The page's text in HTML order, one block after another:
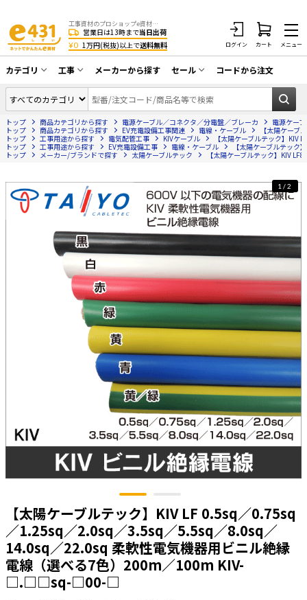
工事資材のプロショップe資材 CATV・アンテナ・防犯・光・LAN・電気・空調工事など
営業日は13時まで当日出荷
¥0 1万円(税抜)以上で送料無料 ログイン カート メニュー
カテゴリ
同軸ケーブル／テレビ用接栓／関連工具
アンテナ・取付金具・ブースター／CATV
部材類
配線補助具（モール・結束バンド・テー
プ類 他）
HDMIケーブル・周辺機器／RCAケーブル
電話線／コネクタ／アダプタ
光ファイバー・融着接続機関連
LANケーブル・コネクタ・関連資材/機器
ネットワーク機器
エアコン・換気扇・空調資材
太陽光発電ケーブル・コネクタ・関連資
電源ケーブル／コネクタ／分電盤／ブレ
電源タップ・延長コード
スイッチ・コンセント（配線器具）
ボックス・ビニル電線管付属品・引き込
みカバー
工具関連
EV充電設備工事関連
感染症関連
工事
CATV・アンテナ工事
光工事・FTTH工事
エアコン・換気扇工事
LAN配線工事
電気配管工事
EV充電設備工事
照明設置工事
太陽光発電工事
ホテル・病院向け
メーカーから探す セール
在庫一掃セール
コードから注文
トップ 商品カテゴリから探す 電源ケーブル／コネクタ／分電盤／ブレーカ
電源ケー
トップ
商品カテゴリから探す EV充電設備工事関連 電線・ケーブル
【太陽ケー
トップ
工事用途から探す 電気配管工事 KIVケーブル
【太陽ケーブルテック】KIV
トップ
工事用途から探す EV充電設備工事 電線・ケーブル
【太陽ケーブルテッ
トップ
メーカー/ブランドで探す 太陽ケーブルテック 【太陽ケーブルテック】KIV
【太陽ケーブルテック】KIV LF 0.5sq／0.75sq
／1.25sq／2.0sq／3.5sq／5.5sq／8.0sq／
14.0sq／22.0sq 柔軟性電気機器用ビニル絶縁
電線（選べる7色）200m／100m KIV-
□.□□sq-□00-□
1/2